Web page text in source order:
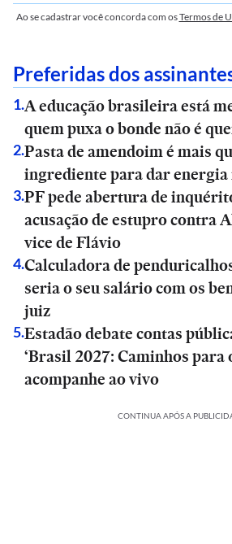
Ao se cadastrar você concorda com osTermos de
Preferidas dos
1.A educação brasileira está
quem puxa o bonde não é
2.Pasta de amendoim é mais
ingrediente para dar energia
3.PF pede abertura de
acusação de estupro contra
vice de Flávio
4.Calculadora de
seria o seu salário com os
juiz
5.Estadão debate contas
‘Brasil 2027: Caminhos para
acompanhe ao vivo
CONTINUA APÓS A